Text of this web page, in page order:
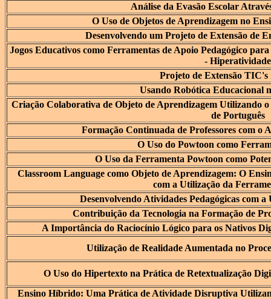
Análise da Evasão Escolar
O Uso de Objetos de Aprendizagem no
Desenvolvendo um Projeto de Extensão de
Jogos Educativos como Ferramentas de Apoio Pedagógico
- Hiperatividade
Projeto de Extensão TIC's
Usando Robótica Educacional
Criação Colaborativa de Objeto de Aprendizagem Utilizando
de Português
Formação Continuada de Professores com o
O Uso do Powtoon como
O Uso da Ferramenta Powtoon como
Classroom Language como Objeto de Aprendizagem: O
com a Utilização da
Desenvolvendo Atividades Pedagógicas com
Contribuição da Tecnologia na Formação de
A Importância do Raciocínio Lógico para os Nativos
Utilização de Realidade Aumentada no
O Uso do Hipertexto na Prática de Retextualização
Ensino Híbrido: Uma Prática de Atividade Disruptiva